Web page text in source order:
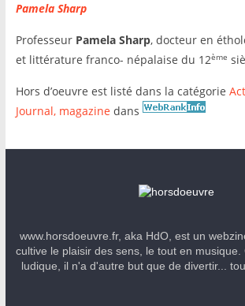
Pamela Sharp
Professeur Pamela Sharp, docteur en
et littérature franco- népalaise du 12ème
Hors d’oeuvre est listé dans la catégorie
Journal, magazinedans
www.horsdoeuvre.fr, aka HdO, est un
cultive le plaisir des sens, le tout en
ludique, il n'a d'autre but que de divertir...